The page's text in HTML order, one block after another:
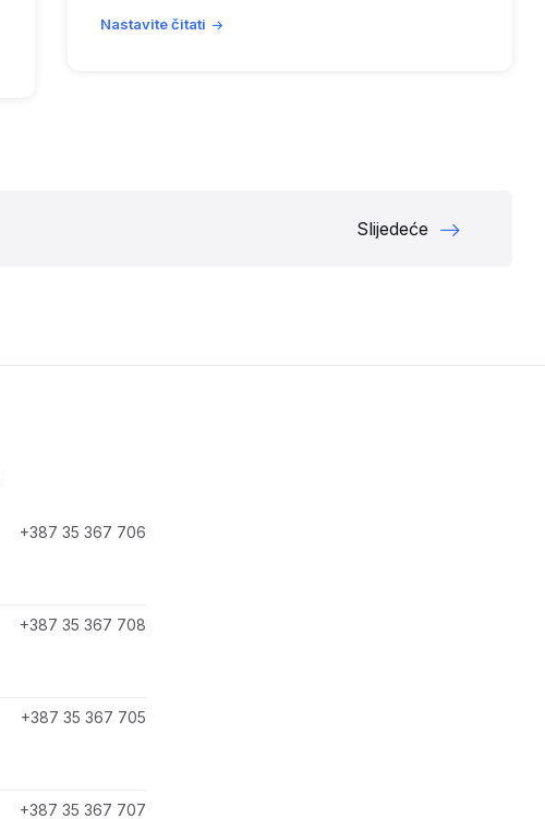
Nastavite čitati
Slijedeće
+387 35 367 706
+387 35 367 708
+387 35 367 705
+387 35 367 707